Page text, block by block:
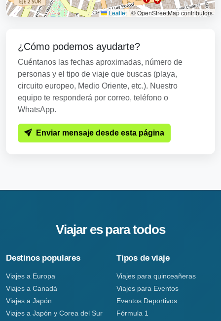
Leaflet |© OpenStreetMap contributors
¿Cómo podemos ayudarte?
Cuéntanos las fechas aproximadas, número de
personas y el tipo de viaje que buscas (playa,
circuito europeo, Medio Oriente, etc.). Nuestro
equipo te responderá por correo, teléfono o
WhatsApp.
Enviar mensaje desde esta página
Viajar es para todos
Destinos populares
Viajes a Europa
Viajes a Canadá
Viajes a Japón
Viajes a Japón y Corea del Sur
Tipos de viaje
Viajes para quinceañeras
Viajes para Eventos
Eventos Deportivos
Fórmula 1